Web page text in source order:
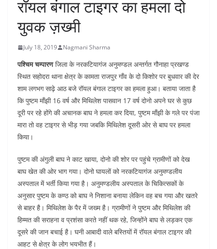
रॉयल बंगाल टाइगर का हमला दो
युवक ज़ख्मी
July 18, 2019 Nagmani Sharma
पश्चिम चम्पारणजिला के नरकटियागंज अनुमण्डल अन्तर्गत गौनाहा प्रखण्ड
स्थित सहोदरा थाना क्षेत्र के कामता राजपुर गाँव के दो किशोर पर बुधवार की देर
शाम लगभग साढ़े आठ बजे रॉयल बंगाल टाइगर का हमला हुआ। बताया जाता है
कि पुष्टम माँझी 16 वर्ष और मिथिलेश पासवान 17 वर्ष दोनो अपने घर से कुछ
दूरी पर रहे होंगे की अचानक बाघ ने हमला कर दिया, पुष्टम माँझी के गले पर पंजा
मारा तो वह टाइगर से भीड़ गया जबकि मिथिलेश दूसरी ओर से बाघ पर हमला
किया।
पुष्टम की अंगुली बाघ ने काट खाया, दोनो की शोर पर पहुंचे ग्रामीणों को देख
बाघ खेत की ओर भाग गया। दोनो घायलों को नरकटियागंज अनुमण्डलीय
अस्पताल में भर्ती किया गया है। अनुमण्डलीय अस्पताल के चिकित्सकों के
अनुसार पुष्टम के कण्ठ को बाघ ने निशाना बनाया लेकिन वह बच गया और खतरे
से बाहर है। मिथिलेश के पैर में जख्म है। ग्रामीणों ने पुष्टम और मिथिलेश की
हिम्मत की सराहना व प्रशंसा करते नहीं थक रहे, जिन्होंने बाघ से लड़कर एक
दूसरे की जान बचाई है। घनी आबादी वाले बस्तियों में रॉयल बंगाल टाइगर की
आहट से क्षेत्र के लोग भयभीत हैं।